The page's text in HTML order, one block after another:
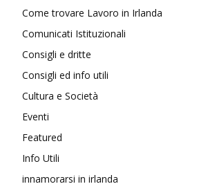
Come trovare Lavoro in Irlanda
Comunicati Istituzionali
Consigli e dritte
Consigli ed info utili
Cultura e Società
Eventi
Featured
Info Utili
innamorarsi in irlanda